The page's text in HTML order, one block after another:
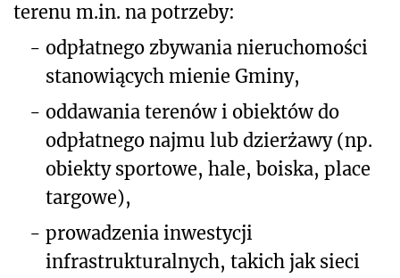
terenu m.in. na potrzeby:
- odpłatnego zbywania nieruchomości
stanowiących mienie Gminy,
- oddawania terenów i obiektów do
odpłatnego najmu lub dzierżawy (np.
obiekty sportowe, hale, boiska, place
targowe),
- prowadzenia inwestycji
infrastrukturalnych, takich jak sieci